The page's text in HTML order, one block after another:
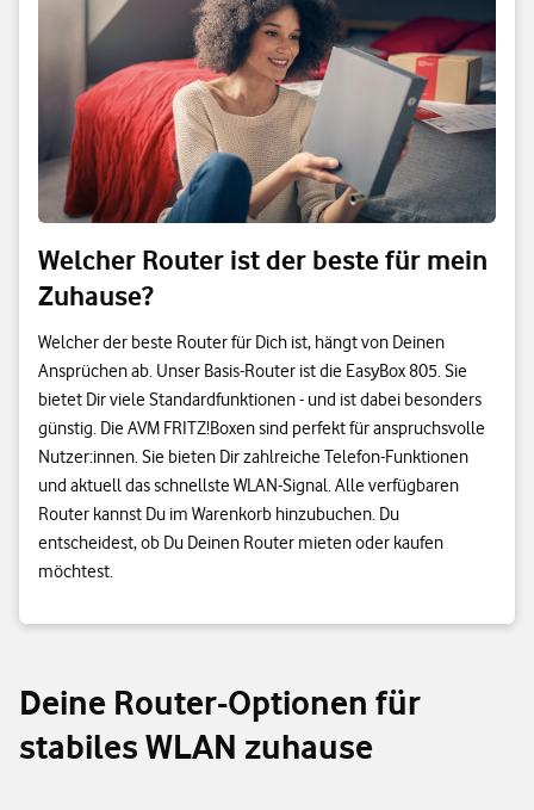
Welcher Router ist der beste für mein
Zuhause?
Welcher der beste Router für Dich ist, hängt von Deinen
Ansprüchen ab. Unser Basis-Router ist die EasyBox 805. Sie
bietet Dir viele Standardfunktionen - und ist dabei besonders
günstig. Die AVM FRITZ!Boxen sind perfekt für anspruchsvolle
Nutzer:innen. Sie bieten Dir zahlreiche Telefon-Funktionen
und aktuell das schnellste WLAN-Signal. Alle verfügbaren
Router kannst Du im Warenkorb hinzubuchen. Du
entscheidest, ob Du Deinen Router mieten oder kaufen
möchtest.
Deine Router-Optionen für
stabiles WLAN zuhause